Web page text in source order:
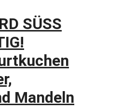
SÜSS
Mandeln